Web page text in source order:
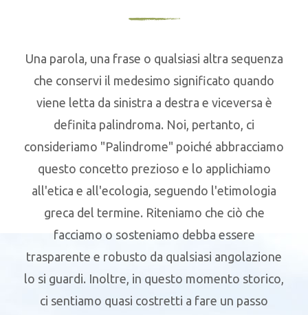
Una parola, una frase o qualsiasi altra sequenza
che conservi il medesimo significato quando
viene letta da sinistra a destra e viceversa è
definita palindroma. Noi, pertanto, ci
consideriamo "Palindrome" poiché abbracciamo
questo concetto prezioso e lo applichiamo
all'etica e all'ecologia, seguendo l'etimologia
greca del termine. Riteniamo che ciò che
facciamo o sosteniamo debba essere
trasparente e robusto da qualsiasi angolazione
lo si guardi. Inoltre, in questo momento storico,
ci sentiamo quasi costretti a fare un passo